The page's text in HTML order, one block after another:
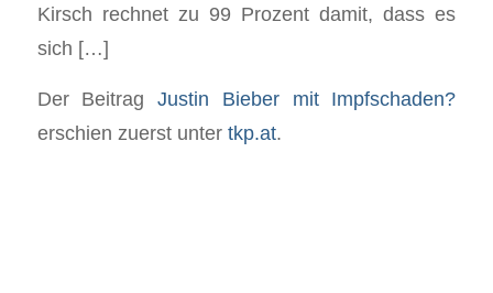
Kirsch rechnet zu 99 Prozent damit, dass es
sich […]
Der BeitragJustin Bieber mit Impfschaden?
erschien zuerst unter tkp.at.